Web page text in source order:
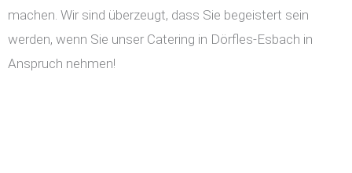
machen. Wir sind überzeugt, dass Sie begeistert sein
werden, wenn Sie unser Catering in Dörfles-Esbach in
Anspruch nehmen!